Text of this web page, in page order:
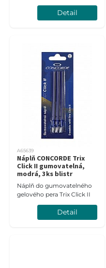
Detail
A65639
Náplň CONCORDE Trix
Click II gumovatelná,
modrá, 3ks blistr
Náplň do gumovatelného
gelového pera Trix Click II
Detail